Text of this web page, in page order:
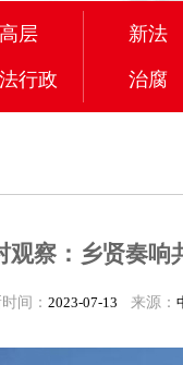
高层 新法
行政 治腐
观察：乡贤奏响
间： 2023-07-13 来源：